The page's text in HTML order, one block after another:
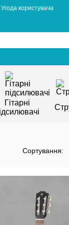
Угода користувача
Гітарні
Сортування: